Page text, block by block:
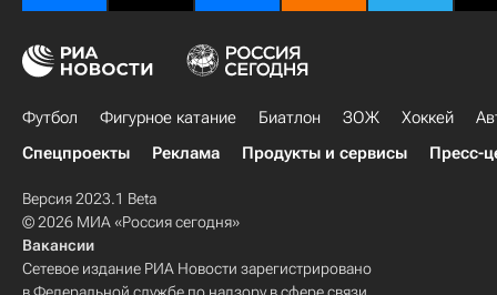
Футбол Фигурное катание Биатлон ЗОЖ Хоккей
Спецпроекты
Реклама Продукты и сервисы Пресс-
Версия 2023.1 Beta
© 2026 МИА «Россия сегодня»
Вакансии
Сетевое издание РИА Новости зарегистрировано